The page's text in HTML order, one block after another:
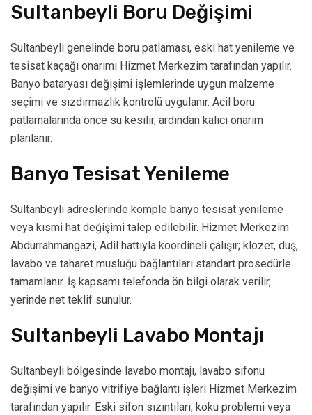
Sultanbeyli Boru Değişimi
Sultanbeyli genelinde boru patlaması, eski hat yenileme ve
tesisat kaçağı onarımı Hizmet Merkezim tarafından yapılır.
Banyo bataryası değişimi işlemlerinde uygun malzeme
seçimi ve sızdırmazlık kontrolü uygulanır. Acil boru
patlamalarında önce su kesilir, ardından kalıcı onarım
planlanır.
Banyo Tesisat Yenileme
Sultanbeyli adreslerinde komple banyo tesisat yenileme
veya kısmi hat değişimi talep edilebilir. Hizmet Merkezim
Abdurrahmangazi, Adil hattıyla koordineli çalışır; klozet, duş,
lavabo ve taharet musluğu bağlantıları standart prosedürle
tamamlanır. İş kapsamı telefonda ön bilgi olarak verilir,
yerinde net teklif sunulur.
Sultanbeyli Lavabo Montajı
Sultanbeyli bölgesinde lavabo montajı, lavabo sifonu
değişimi ve banyo vitrifiye bağlantı işleri Hizmet Merkezim
tarafından yapılır. Eski sifon sızıntıları, koku problemi veya